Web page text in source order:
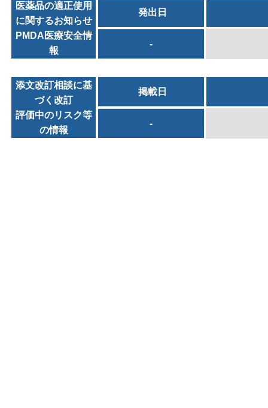
医薬品の適正使用
に関するお知らせ
PMDA医療安全情
報
発出日
-
添文改訂相談に基
づく改訂
評価中のリスク等
の情報
掲載日
-